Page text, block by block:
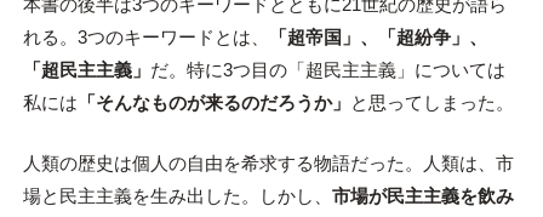
本書の後半は3つのキーワードとともに21世紀の歴史が語ら
れる。3つのキーワードとは、
「超帝国」、「超紛争」、
「超民主主義」 だ。特に3つ目の「超民主主義」については
私には 「そんなものが来るのだろうか」 と思ってしまった。
人類の歴史は個人の自由を希求する物語だった。人類は、市
場と民主主義を生み出した。しかし、 市場が民主主義を飲み